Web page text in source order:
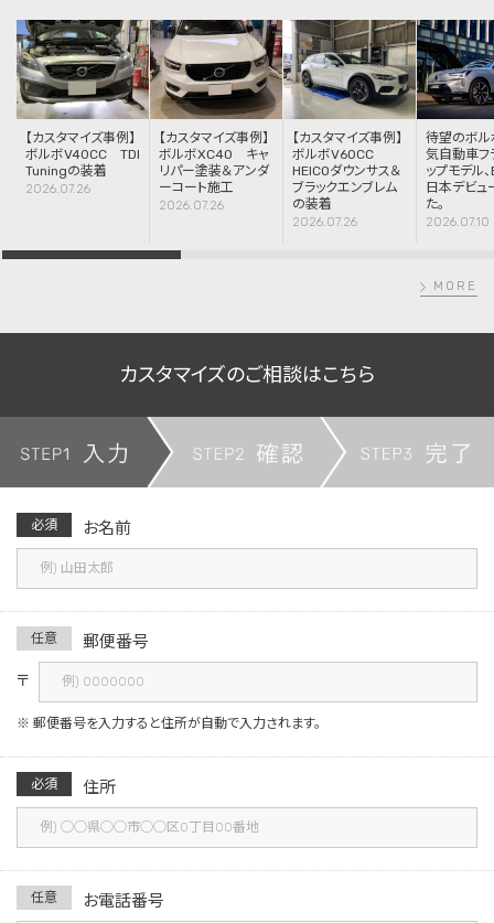
【カスタマイズ事例】
ボルボV40CC TDI
Tuningの装着
2026.07.26
【カスタマイズ事例】
ボルボXC40 キャ
リパー塗装＆アンダ
ーコート施工
2026.07.26
【カスタマイズ事例】
ボルボV60CC
HEICOダウンサス＆
ブラックエンブレム
の装着
2026.07.26
待望のボ
気自動車フ
ップモデル
日本デビュ
た。
2026.07.10
MORE
カスタマイズのご相談はこちら
必須 お名前
任意 郵便番号
〒
※ 郵便番号を入力すると住所が自動で入力されます。
必須 住所
任意 お電話番号